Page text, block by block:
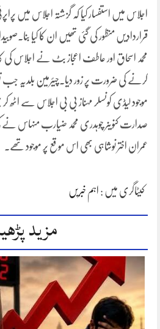
اجلاس میں استفسار کیا کہ گزشتہ اجلاس میں
قراردادیں منظور کی گئی تھیں ان کا کیا
محمد اسحاق اور عاطف اعجاز بٹ نے اجلاس کی
کرنے کی ضرورت پر زور دیا۔چیئرمین بلدیہ جب
موجود لیڈی کونسلر مہناز بی بی اجلاس سے اٹھ
صدارت کنوینر چوہدری محمد ضیارب منہاس نے
عمران اختر نوشاہی بھی اس موقع پر موجود تھے۔
کیٹاگری میں : اہم خبریں
مزید